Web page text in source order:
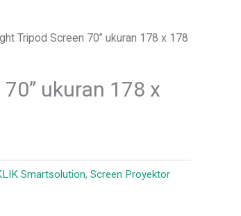
Tripod Screen 70” ukuran 178 x 178
ukuran 178 x
Smartsolution, Screen Proyektor